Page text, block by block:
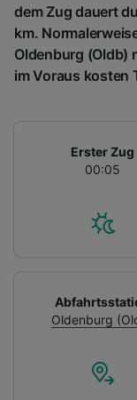
dem Zug dauert
km.
Oldenburg (Oldb)
im Voraus kosten
Erster Zug
00:05
Oldenburg